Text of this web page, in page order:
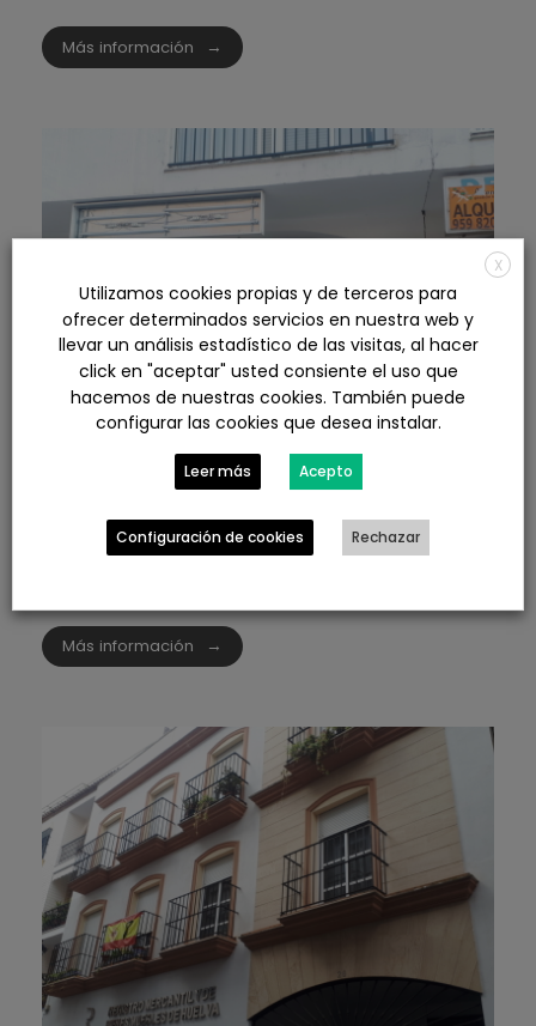
Más información
Apertura de gestoría Fiscal y
contable en Huelva
Más información
X
Utilizamos cookies propias y de terceros para
ofrecer determinados servicios en nuestra web y
llevar un análisis estadístico de las visitas, al hacer
click en "aceptar" usted consiente el uso que
hacemos de nuestras cookies. También puede
configurar las cookies que desea instalar.
Leer más Acepto
Configuración de cookies Rechazar